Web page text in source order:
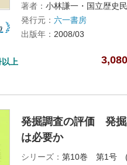
著者： 小林謙一・国立歴史
発行元： 六一書房
出版年： 2008/03
上
発掘調査の評価 発掘
は必要か
シリーズ： 第10巻 第1号 (